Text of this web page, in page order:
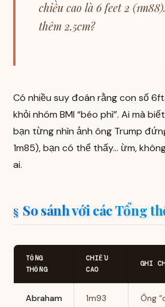
chiều cao là 6 feet 2
thêm 2.5cm?
Có nhiều suy đoán rằng con số
khỏi nhóm BMI “béo phì”. Ai mà
bạn từng nhìn ảnh ông Trump
1m85), bạn có thể thấy… ừm,
ai.
So sánh với các Tổng
TỔNG
THỐNG
CHIỀU
CAO
GHI
Abraham
1m93
Ông